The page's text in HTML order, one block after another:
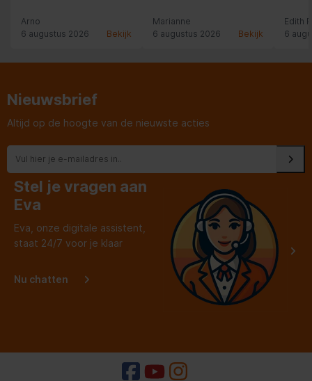
Arno
6 augustus 2026
Bekijk
voorop.
Marianne
6 augustus 2026
Bekijk
die
en
Edith
6
Nieuwsbrief
Altijd op de hoogte van de nieuwste acties
Stel je vragen aan
Eva
Eva, onze digitale assistent,
staat 24/7 voor je klaar
Nu chatten